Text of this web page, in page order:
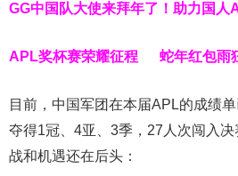
GG中国队大使来拜年了！ 助力国人
APL奖杯赛荣耀征程 蛇年红包雨
目前，中国军团在本届APL的成绩
夺得1冠、4亚、3季，27人次闯入
战和机遇还在后头：